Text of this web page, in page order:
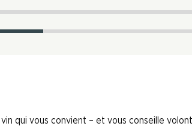
qui vous convient – et vous conseille